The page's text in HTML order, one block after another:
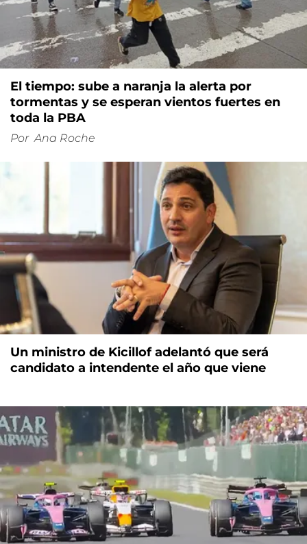
El tiempo: sube a naranja la alerta por
tormentas y se esperan vientos fuertes en
toda la PBA
Por Ana Roche
Un ministro de Kicillof adelantó que será
candidato a intendente el año que viene